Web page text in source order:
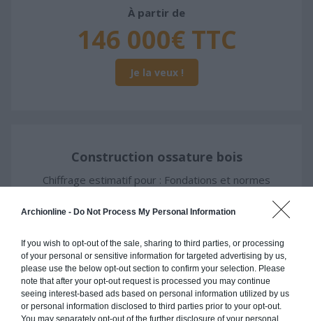
Archionline - Do Not Process My Personal Information
If you wish to opt-out of the sale, sharing to third parties, or processing
of your personal or sensitive information for targeted advertising by us,
please use the below opt-out section to confirm your selection. Please
note that after your opt-out request is processed you may continue
seeing interest-based ads based on personal information utilized by us
or personal information disclosed to third parties prior to your opt-out.
You may separately opt-out of the further disclosure of your personal
À partir de
146 000€ TTC
Je la veux !
Construction ossature bois
Chiffrage estimatif pour : Fondations et normes
Finitions haut de gamme. Le prix "clé en main"
peinture, sols...), mais exclut piscine, jardin et
clôture.
À partir de
146 000€ TTC